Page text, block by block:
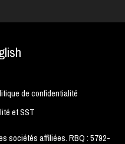
de confidentialité
et SST
sociétés affiliées. RBQ : 5792-